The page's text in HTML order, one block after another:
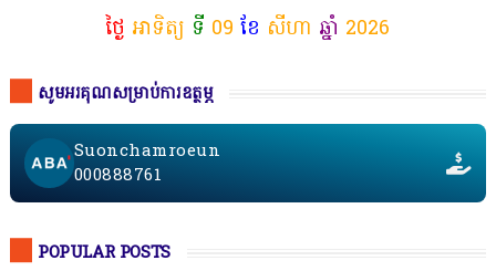
ថ្ងៃ អាទិត្យ ទី 09 ខែ សីហា ឆ្នាំ 2026
សូមអរគុណសម្រាប់ការឧត្ថម្ភ
Suonchamroeun
000888761
POPULAR POSTS